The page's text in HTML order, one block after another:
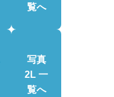
覧へ
写真
2L 一
覧へ